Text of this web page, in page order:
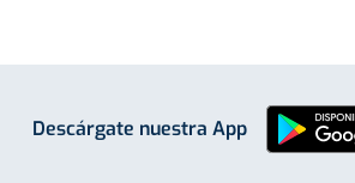
Descárgate nuestra App